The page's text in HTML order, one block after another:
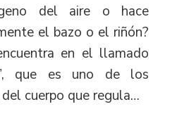
del aire o hace
el bazo o el riñón?
en el llamado
que es uno de los
cuerpo que regula…